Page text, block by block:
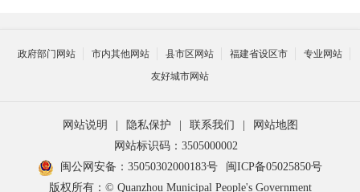
政府部门网站 市内其他网站 县市区网站 福建省设区市
专业网站
友好城市网站
网站说明 隐私保护 联系我们
网站地图
网站标识码：3505000002
闽公网安备：35050302000183号
闽ICP备05025850号
版权所有：© Quanzhou Municipal People's Government